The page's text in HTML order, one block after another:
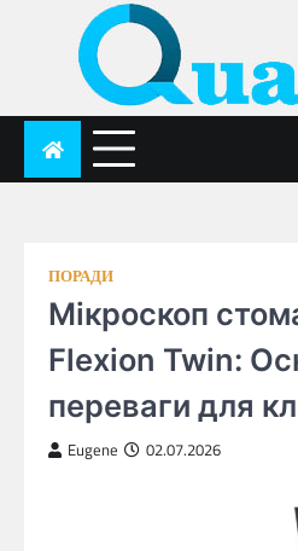
quasin.com
ПОРАДИ
Мікроскоп
Flexion Twin:
переваги для
Eugene 02.07.2026